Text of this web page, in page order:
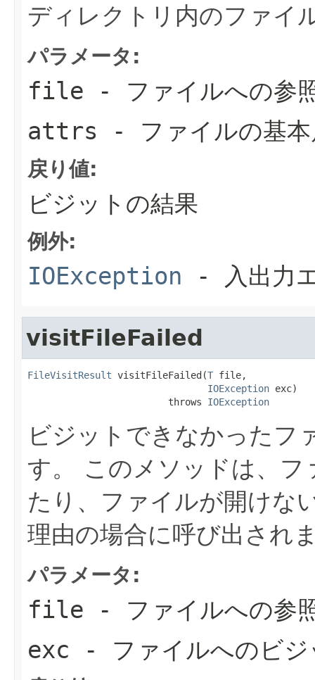
ディレクトリ内のファイ
パラメータ:
file - ファイルへの参
attrs - ファイルの基本
戻り値:
ビジットの結果
例外:
IOException - 入出力
visitFileFailed
FileVisitResult visitFileFailed(T file,
IOException exc)
                         throws
IOException
ビジットできなかったフ
す。
このメソッドは、
たり、ファイルが開けな
理由の場合に呼び出され
パラメータ:
file - ファイルへの参
exc - ファイルへのビジ